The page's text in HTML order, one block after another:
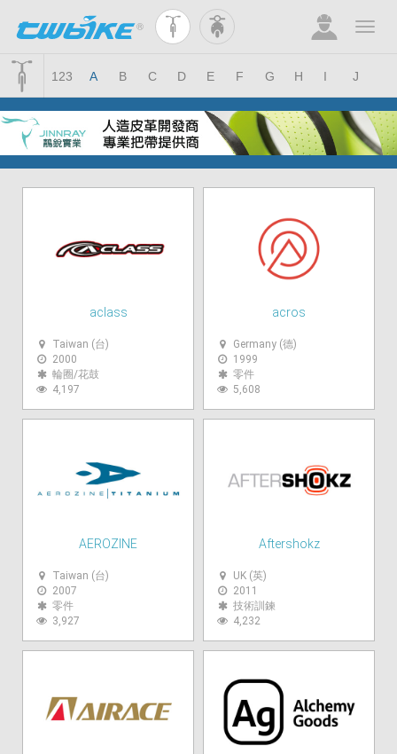
123 A B C D E F G H I J
aclass
Taiwan (台)
2000
輪圈/花鼓
4,197
acros
Germany (德)
1999
零件
5,608
AEROZINE
Taiwan (台)
2007
零件
3,927
Aftershokz
UK (英)
2011
技術訓鍊
4,232